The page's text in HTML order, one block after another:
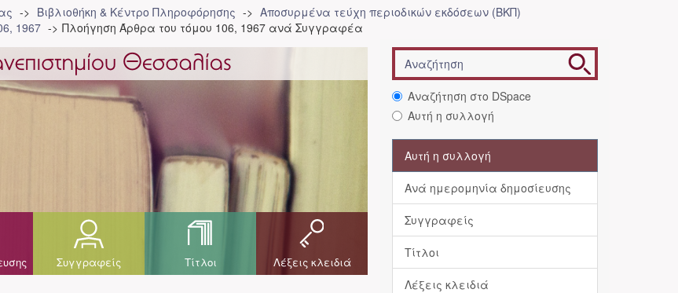
Βιβλιοθήκη & Κέντρο Πληροφόρησης
Αποσυρμένα τεύχη περιοδικών εκδόσεων (ΒΚΠ)
1967 Πλοήγηση Άρθρα του τόμου 106, 1967 ανά Συγγραφέα
Συγγραφείς Τίτλοι Λέξεις κλειδιά
Αναζήτηση στο DSpace
Αυτή η συλλογή
Αυτή η συλλογή
Ανά ημερομηνία δημοσίευσης
Συγγραφείς
Τίτλοι
Λέξεις κλειδιά